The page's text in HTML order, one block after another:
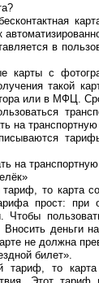
в
карты с
такой
или в МФЦ.
на транспортную
на транспортную
то карта
прост:
Чтобы
Вносить деньги
не должна
билет».
тариф, то